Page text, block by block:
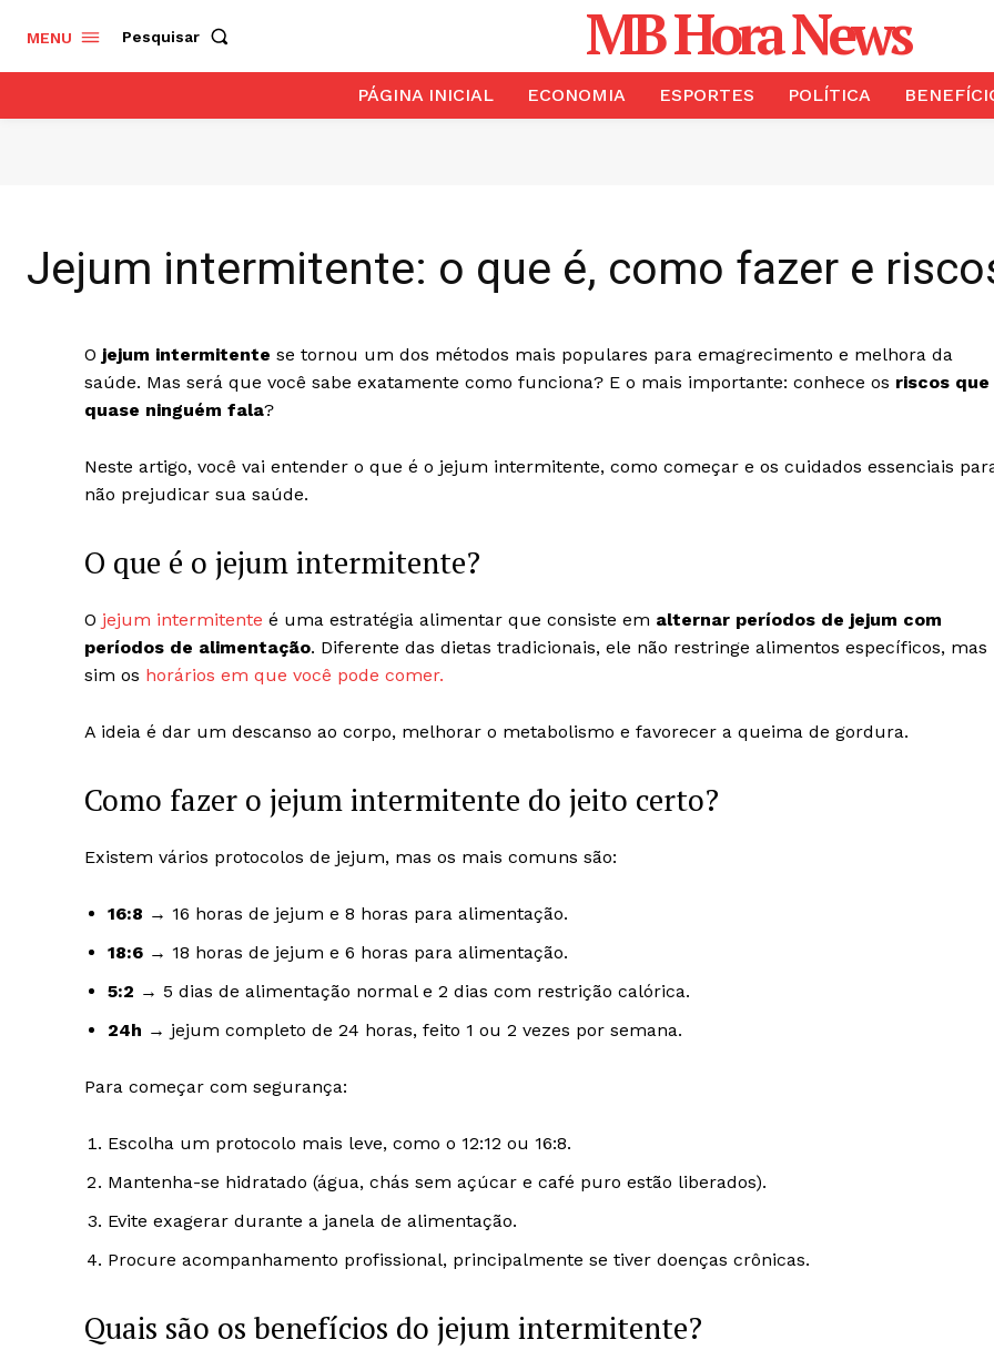
MENU Pesquisar MB Hora News
PÁGINA INICIAL ECONOMIA ESPORTES POLÍTICA
Jejum intermitente: o que é, como fazer e
O jejum intermitente se tornou um dos métodos mais populares para emagrecimento e melhora da
saúde. Mas será que você sabe exatamente como funciona? E o mais importante: conhece os riscos que
quase ninguém fala?
Neste artigo, você vai entender o que é o jejum intermitente, como começar e os cuidados essenciais
não prejudicar sua saúde.
O que é o jejum intermitente?
O jejum intermitente é uma estratégia alimentar que consiste em alternar períodos de jejum com
períodos de alimentação. Diferente das dietas tradicionais, ele não restringe alimentos específicos, mas
sim os horários em que você pode comer.
A ideia é dar um descanso ao corpo, melhorar o metabolismo e favorecer a queima de gordura.
Como fazer o jejum intermitente do jeito certo?
Existem vários protocolos de jejum, mas os mais comuns são:
16:8 → 16 horas de jejum e 8 horas para alimentação.
18:6 → 18 horas de jejum e 6 horas para alimentação.
5:2 → 5 dias de alimentação normal e 2 dias com restrição calórica.
24h → jejum completo de 24 horas, feito 1 ou 2 vezes por semana.
Para começar com segurança:
Escolha um protocolo mais leve, como o 12:12 ou 16:8.
Mantenha-se hidratado (água, chás sem açúcar e café puro estão liberados).
Evite exagerar durante a janela de alimentação.
Procure acompanhamento profissional, principalmente se tiver doenças crônicas.
Quais são os benefícios do jejum intermitente?